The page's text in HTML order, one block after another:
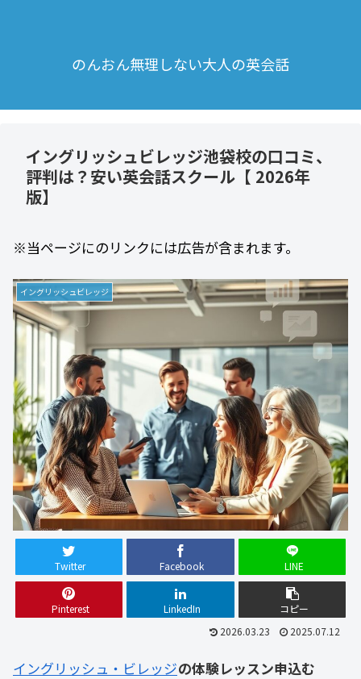
のんおん無理しない大人の英会話
イングリッシュビレッジ池袋校の口コミ、
評判は？安い英会話スクール【 2026年
版】
※当ページにのリンクには広告が含まれます。
イングリッシュビレッジ
Twitter Facebook LINE
Pinterest LinkedIn
コピー
2026.03.23
2025.07.12
イングリッシュ・ビレッジの体験レッスン申込む